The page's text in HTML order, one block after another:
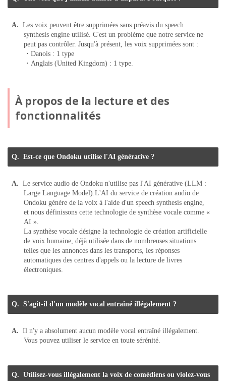
Les voix peuvent être supprimées sans préavis du speech
synthesis engine utilisé. C'est un problème que notre service ne
peut pas contrôler. Jusqu'à présent, les voix supprimées sont :
・Danois : 1 type
・Anglais (United Kingdom) : 1 type.
À propos de la lecture et des
fonctionnalités
Est-ce que Ondoku utilise l'AI générative ?
Le service audio de Ondoku n'utilise pas l'AI générative (LLM :
Large Language Model). L'AI du service de création audio de
Ondoku génère de la voix à l'aide d'un speech synthesis engine,
et nous définissons cette technologie de synthèse vocale comme «
AI ».
La synthèse vocale désigne la technologie de création artificielle
de voix humaine, déjà utilisée dans de nombreuses situations
telles que les annonces dans les transports, les réponses
automatiques des centres d'appels ou la lecture de livres
électroniques.
S'agit-il d'un modèle vocal entraîné illégalement ?
Il n'y a absolument aucun modèle vocal entraîné illégalement.
Vous pouvez utiliser le service en toute sérénité.
Utilisez-vous illégalement la voix de comédiens ou violez-vous